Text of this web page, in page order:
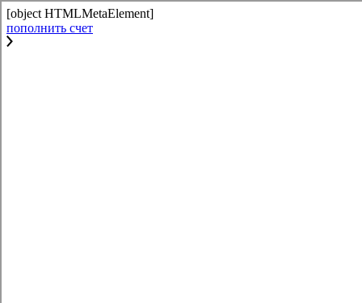
[object HTMLMetaElement]
пополнить счет